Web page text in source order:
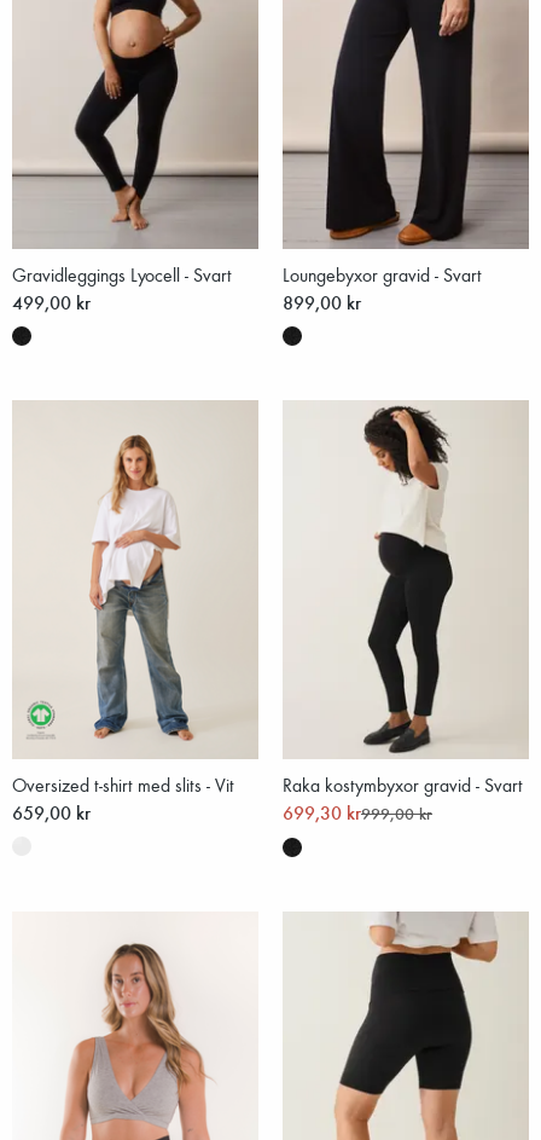
Gravidleggings Lyocell - Svart
499,00 kr
Loungebyxor gravid - Svart
899,00 kr
Oversized t-shirt med slits - Vit
659,00 kr
Raka kostymbyxor gravid - Svart
699,30 kr999,00 kr